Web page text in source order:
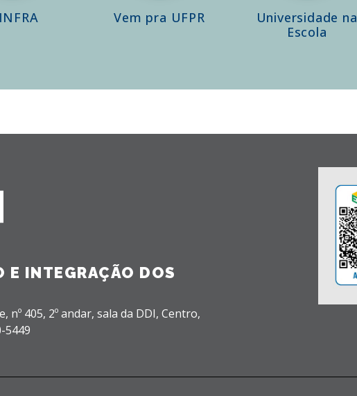
Vem pra UFPR
Universidade na
Escola
E INTEGRAÇÃO DOS
nº 405, 2º andar, sala da DDI, Centro,
5449